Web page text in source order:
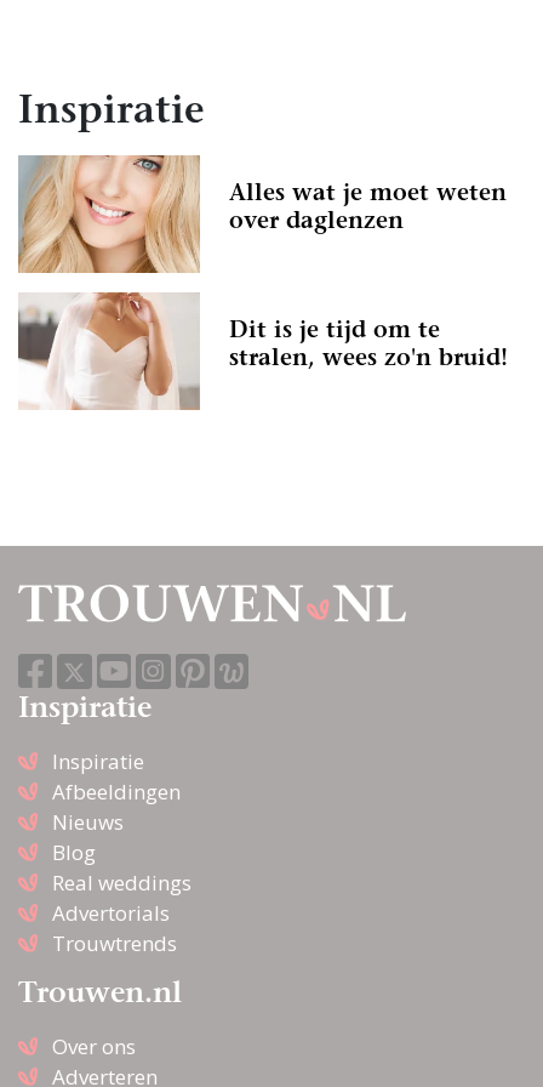
zoekmachine voor de leukste
kruip met een kop thee op de bank en scroll
door onze leuke inspiratie-artikelen heen.
Droom alvast weg bij de prachtige foto’s en
sfeerbeelden en denk je in hoe geweldig
jullie bruiloft wordt met behulp van alle
informatie op Trouwen.nl! Wij wensen jullie
alvast een geweldige tijd toe!
Inspiratie
Alles wat je moet weten
over daglenzen
Dit is je tijd om te
stralen, wees zo'n bruid!
Inspiratie
Inspiratie
Afbeeldingen
Nieuws
Blog
Real weddings
Advertorials
Trouwtrends
Trouwen.nl
Over ons
Adverteren